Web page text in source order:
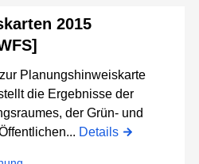
2015
Planungshinweiskarte
die Ergebnisse der
der Grün- und
Details